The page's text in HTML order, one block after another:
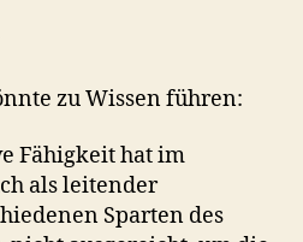
zu Wissen führen:
Fähigkeit hat im
als leitender
Sparten des